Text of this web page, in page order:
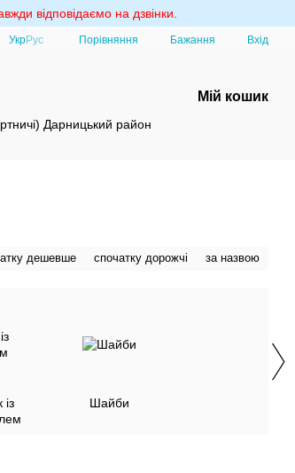
відповідаємо на дзвінки.
УкрРус Порівняння Бажання Вхід
Дарницький район
Мій кошик
дешевше спочатку дорожчі за назвою
Шайби